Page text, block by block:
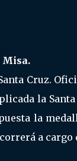
Misa.
Cruz.
la
la
a cargo